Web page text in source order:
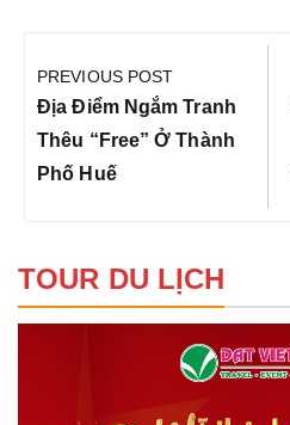
hướng
bài
viết
PREVIOUS POST
Previous
Post:
Địa Điểm Ngắm Tranh
Thêu “free” Ở Thành
Phố Huế
TOUR DU LỊCH